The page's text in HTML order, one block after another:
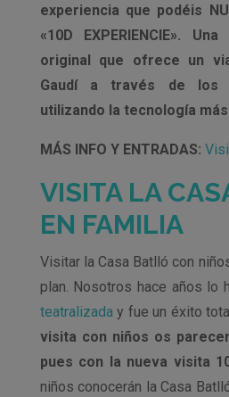
experiencia que podéis
«10D EXPERIENCIE».
original que ofrece un
Gaudí a través de los
utilizando la tecnología
MÁS INFO Y ENTRADAS:
VISITA LA
EN FAMILIA
Visitar la Casa Batlló con
plan. Nosotros hace años lo
teatralizada y fue un éxito
visita con niños os
pues con la nueva visita
niños conocerán la Casa